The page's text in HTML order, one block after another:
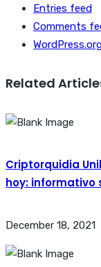
Entries feed
Comments
Related
Criptorquidia
hoy: informativo
December 18, 2021